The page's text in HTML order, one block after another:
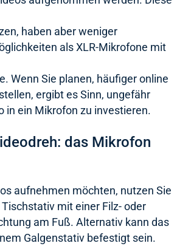
haben aber weniger
als XLR-Mikrofone mit
Wenn Sie planen, häufiger online
ergibt es Sinn, ungefähr
in ein Mikrofon zu investieren.
das Mikrofon
aufnehmen möchten, nutzen Sie
mit einer Filz- oder
am Fuß. Alternativ kann das
Galgenstativ befestigt sein.